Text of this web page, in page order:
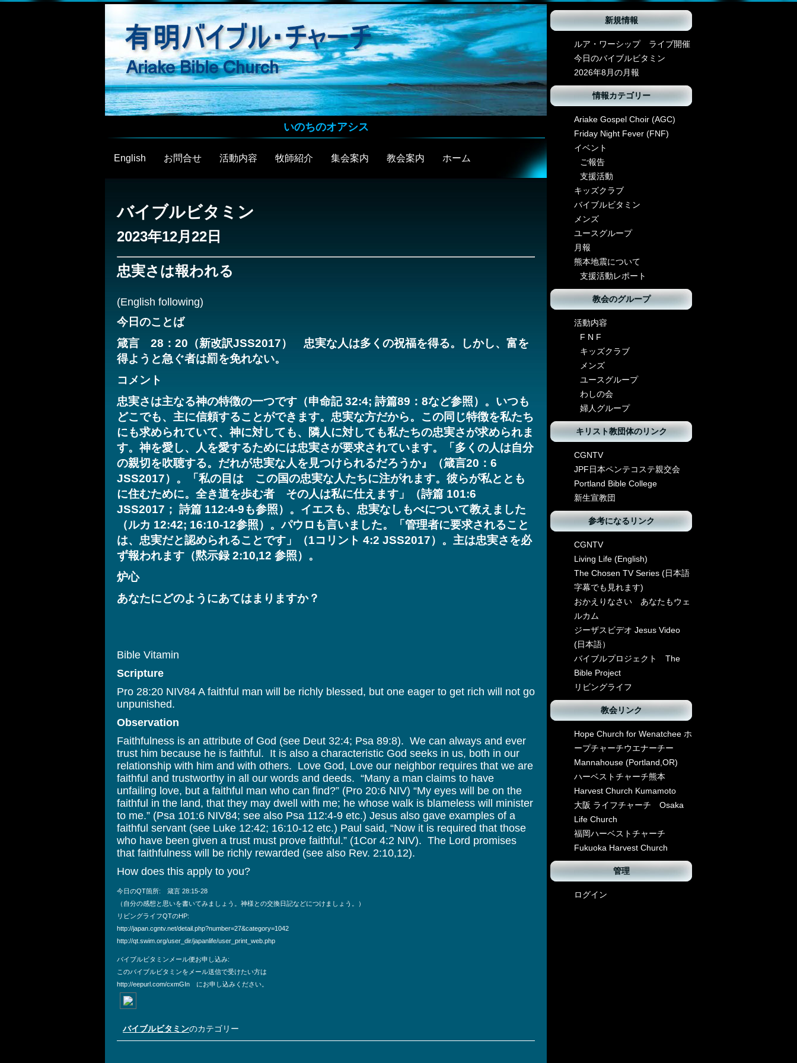
いのちのオアシス
English お問合せ 活動内容 牧師紹介 集会案内 教会案内 ホーム
バイブルビタミン
2023年12月22日
忠実さは報われる
(English following)
今日のことば
箴言 28：20（新改訳JSS2017） 忠実な人は多くの祝福を得る。しかし、富を
得ようと急ぐ者は罰を免れない。
コメント
忠実さは主なる神の特徴の一つです（申命記 32:4; 詩篇89：8など参照）。いつも
どこでも、主に信頼することができます。忠実な方だから。この同じ特徴を私たち
にも求められていて、神に対しても、隣人に対しても私たちの忠実さが求められま
す。神を愛し、人を愛するためには忠実さが要求されています。「多くの人は自分
の親切を吹聴する。だれが忠実な人を見つけられるだろうか』（箴言20：6
JSS2017）。「私の目は この国の忠実な人たちに注がれます。彼らが私ととも
に住むために。全き道を歩む者 その人は私に仕えます」（詩篇 101:6
JSS2017； 詩篇 112:4-9も参照）。イエスも、忠実なしもべについて教えました
（ルカ 12:42; 16:10-12参照）。パウロも言いました。「管理者に要求されること
は、忠実だと認められることです」（1コリント 4:2 JSS2017）。主は忠実さを必
ず報われます（黙示録 2:10,12 参照）。
炉心
あなたにどのようにあてはまりますか？
Bible Vitamin
Scripture
Pro 28:20 NIV84 A faithful man will be richly blessed, but one eager to get rich will not go
unpunished.
Observation
Faithfulness is an attribute of God (see Deut 32:4; Psa 89:8). We can always and ever
trust him because he is faithful. It is also a characteristic God seeks in us, both in our
relationship with him and with others. Love God, Love our neighbor requires that we are
faithful and trustworthy in all our words and deeds. “Many a man claims to have
unfailing love, but a faithful man who can find?” (Pro 20:6 NIV) “My eyes will be on the
faithful in the land, that they may dwell with me; he whose walk is blameless will minister
to me.” (Psa 101:6 NIV84; see also Psa 112:4-9 etc.) Jesus also gave examples of a
faithful servant (see Luke 12:42; 16:10-12 etc.) Paul said, “Now it is required that those
who have been given a trust must prove faithful.” (1Cor 4:2 NIV). The Lord promises
that faithfulness will be richly rewarded (see also Rev. 2:10,12).
How does this apply to you?
今日のQT箇所: 箴言 28:15-28
（自分の感想と思いを書いてみましょう。神様との交換日記などにつけましょう。）
リビングライフQTのHP:
http://japan.cgntv.net/detail.php?number=27&category=1042
http://qt.swim.org/user_dir/japanlife/user_print_web.php
バイブルビタミンメール便お申し込み:
このバイブルビタミンをメール送信で受けたい方は
http://eepurl.com/cxmGIn にお申し込みください。
バイブルビタミンのカテゴリー
新規情報
ルア・ワーシップ ライブ開催
今日のバイブルビタミン
2026年8月の月報
情報カテゴリー
Ariake Gospel Choir (AGC)
Friday Night Fever (FNF)
イベント
ご報告
支援活動
キッズクラブ
バイブルビタミン
メンズ
ユースグループ
月報
熊本地震について
支援活動レポート
教会のグループ
活動内容
F N F
キッズクラブ
メンズ
ユースグループ
わしの会
婦人グループ
キリスト教団体のリンク
CGNTV
JPF日本ペンテコステ親交会
Portland Bible College
新生宣教団
参考になるリンク
CGNTV
Living Life (English)
The Chosen TV Series (日本語
字幕でも見れます)
おかえりなさい あなたもウェ
ルカム
ジーザスビデオ Jesus Video
(日本語）
バイブルプロジェクト The
Bible Project
リビングライフ
教会リンク
Hope Church for Wenatchee ホ
ープチャーチウエナーチー
Mannahouse (Portland,OR)
ハーベストチャーチ熊本
Harvest Church Kumamoto
大阪 ライフチャーチ Osaka
Life Church
福岡ハーベストチャーチ
Fukuoka Harvest Church
管理
ログイン